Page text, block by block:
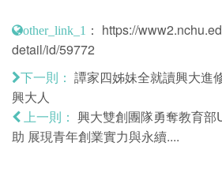
other_link_1 ： https://
detail/id/59772
下一則：
譚家四姊妹全就讀興大進
興大人
上一則：
興大雙創團隊勇奪教育部
助 展現青年創業實力與永續....